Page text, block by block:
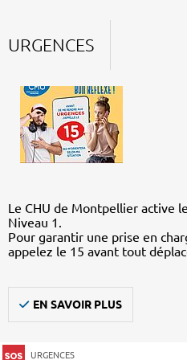
URGENCES
Le CHU de Montpellier active
Niveau 1.
Pour garantir une prise en
appelez le 15 avant tout
EN SAVOIR PLUS
URGENCES